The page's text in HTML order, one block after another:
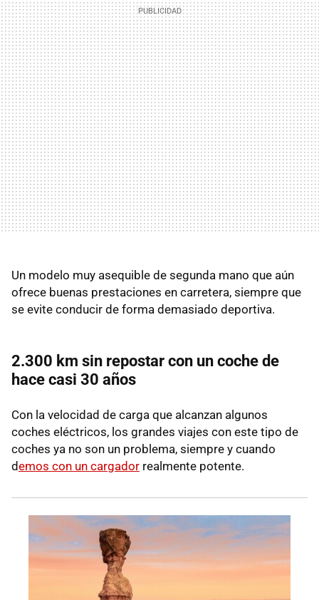
Un modelo muy asequible de segunda mano que aún
ofrece buenas prestaciones en carretera, siempre que
se evite conducir de forma demasiado deportiva.
2.300 km sin repostar con un coche de
hace casi 30 años
Con la velocidad de carga que alcanzan algunos
coches eléctricos, los grandes viajes con este tipo de
coches ya no son un problema, siempre y cuando
demos con un cargador realmente potente.